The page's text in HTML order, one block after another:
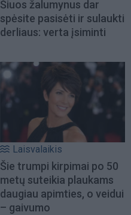
Šiuos žalumynus dar
spėsite pasisėti ir sulaukti
derliaus: verta įsiminti
Laisvalaikis
Šie trumpi kirpimai po 50
metų suteikia plaukams
daugiau apimties, o veidui
– gaivumo